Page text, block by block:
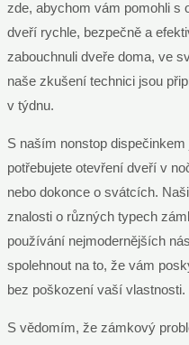
zde, abychom vám pomohli s
dveří rychle, bezpečně a
zabouchnuli dveře doma, ve
naše zkušení technici jsou
v týdnu.
S naším nonstop
potřebujete otevření dveří v
nebo dokonce o svátcích.
znalosti o různých typech
používání nejmodernějších
spolehnout na to, že vám
bez poškození vaší vlastnosti.
S vědomím, že zámkový